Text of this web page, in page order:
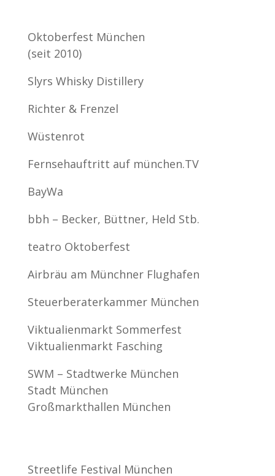
Oktoberfest München
(seit 2010)
Slyrs Whisky Distillery
Richter & Frenzel
Wüstenrot
Fernsehauftritt auf münchen.TV
BayWa
bbh – Becker, Büttner, Held Stb.
teatro Oktoberfest
Airbräu am Münchner Flughafen
Steuerberaterkammer München
Viktualienmarkt Sommerfest
Viktualienmarkt Fasching
SWM – Stadtwerke München
Stadt München
Großmarkthallen München
Streetlife Festival München